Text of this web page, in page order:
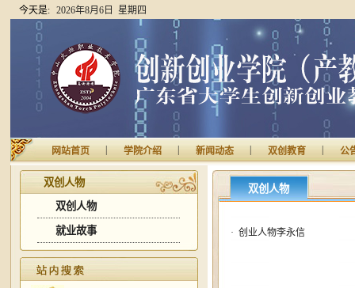
今天是: 2026年8月6日 星期四
网站首页 学院介绍 新闻动态 双创教育 公
双创人物
双创人物
就业故事
双创人物
· 创业人物李永信